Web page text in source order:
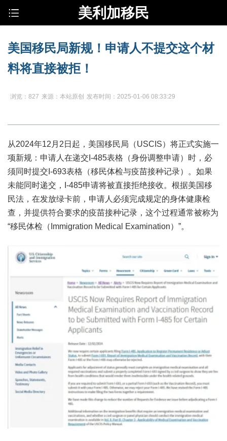
美利加移民
美国移民局新规！申请人不提交这个材
料将直接被拒！
浏览：827 来源：本站原创 发布时间：2025-01-06 08:33:29
从2024年12月2日起，美国移民局（USCIS）将正式实施一
项新规：申请人在递交I-485表格（身份调整申请）时，必
须同时提交I-693表格（移民体检与疫苗接种记录）。如果
未能同时递交，I-485申请将被直接拒绝接收。根据美国移
民法，在发放绿卡前，申请人必须完成规定的身体健康检
查，并提供符合要求的疫苗接种记录，这个过程通常被称为
“移民体检（Immigration Medical Examination）”。